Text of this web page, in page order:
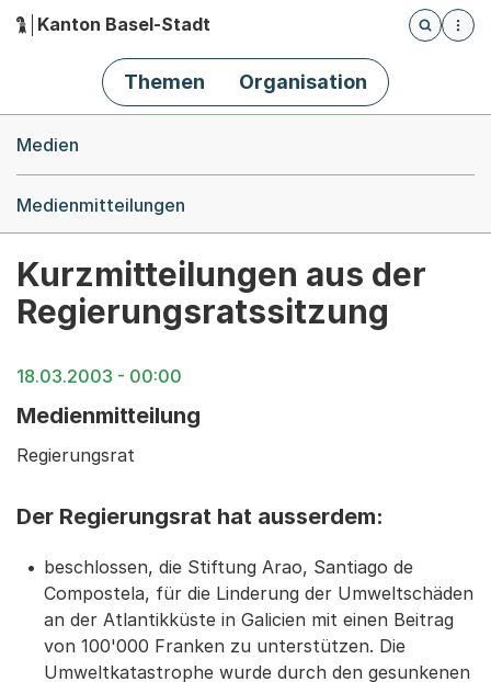
Hauptnavigation
Kanton Basel-Stadt
Öffnet
Themen Organisation
Medien
Medienmitteilungen
Kurzmitteilungen aus der
Regierungsratssitzung
18.03.2003 - 00:00
Medienmitteilung
Regierungsrat
Der Regierungsrat hat ausserdem:
beschlossen, die Stiftung Arao, Santiago de
Compostela, für die Linderung der Umweltschäden
an der Atlantikküste in Galicien mit einen Beitrag
von 100'000 Franken zu unterstützen. Die
Umweltkatastrophe wurde durch den gesunkenen